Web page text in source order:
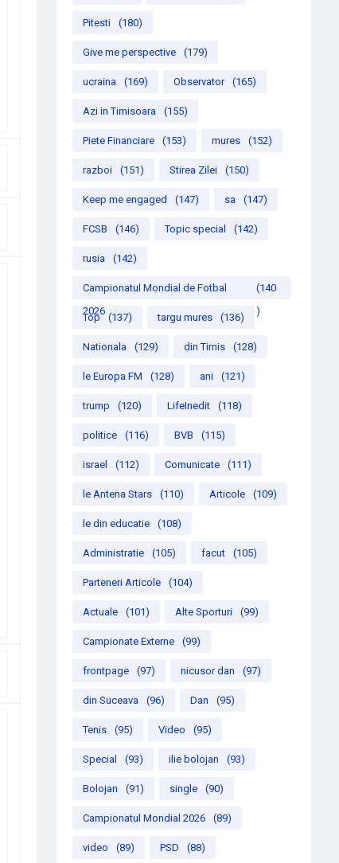
Pitesti (180)
Give me perspective (179)
ucraina (169) Observator (165)
Azi in Timisoara (155)
Piete Financiare (153) mures (152)
razboi (151) Stirea Zilei (150)
Keep me engaged (147) sa (147)
FCSB (146) Topic special (142)
rusia (142)
Campionatul Mondial de Fotbal
2026
(140
)
Top (137) targu mures (136)
Nationala (129) din Timis (128)
le Europa FM (128) ani (121)
trump (120) LifeInedit (118)
politice (116) BVB (115)
israel (112) Comunicate (111)
le Antena Stars (110) Articole (109)
le din educatie (108)
Administratie (105) facut (105)
Parteneri Articole (104)
Actuale (101) Alte Sporturi (99)
Campionate Externe (99)
frontpage (97) nicusor dan (97)
din Suceava (96) Dan (95)
Tenis (95) Video (95)
Special (93) ilie bolojan (93)
Bolojan (91) single (90)
Campionatul Mondial 2026 (89)
video (89) PSD (88)